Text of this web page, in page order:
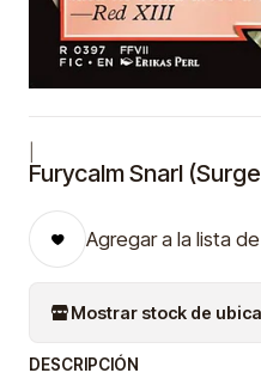
Furycalm Snarl
Agregar a la lista
Mostrar stock de
DESCRIPCIÓN